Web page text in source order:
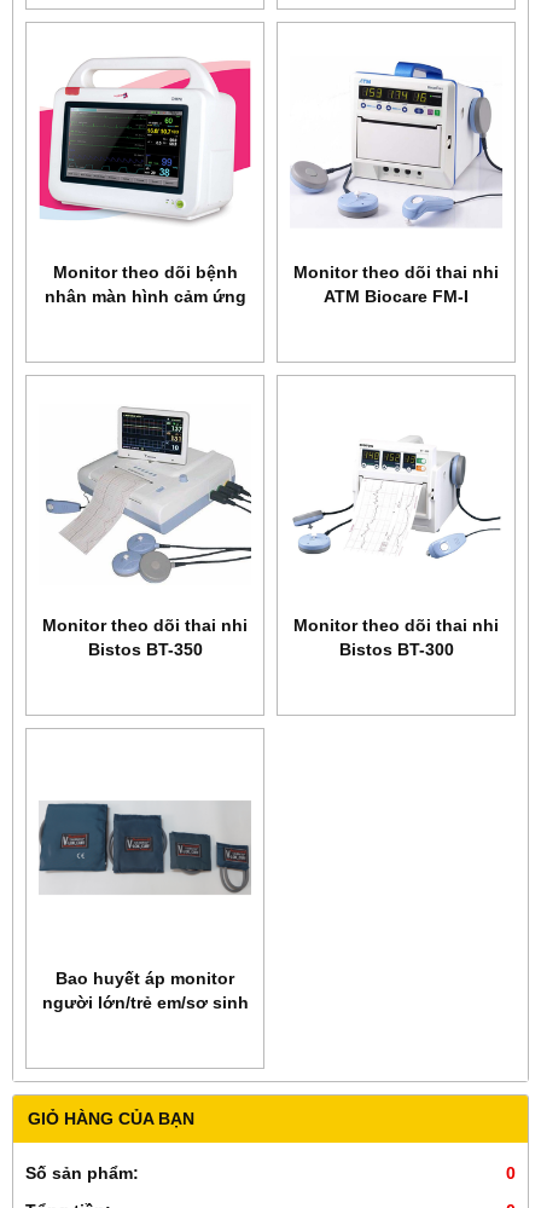
GIỎ HÀNG CỦA BẠN
Số sản phẩm:
0
Monitor theo dõi bệnh
nhân màn hình cảm ứng
Monitor theo dõi thai nhi
ATM Biocare FM-I
Monitor theo dõi thai nhi
Bistos BT-350
Monitor theo dõi thai nhi
Bistos BT-300
Bao huyết áp monitor
người lớn/trẻ em/sơ sinh